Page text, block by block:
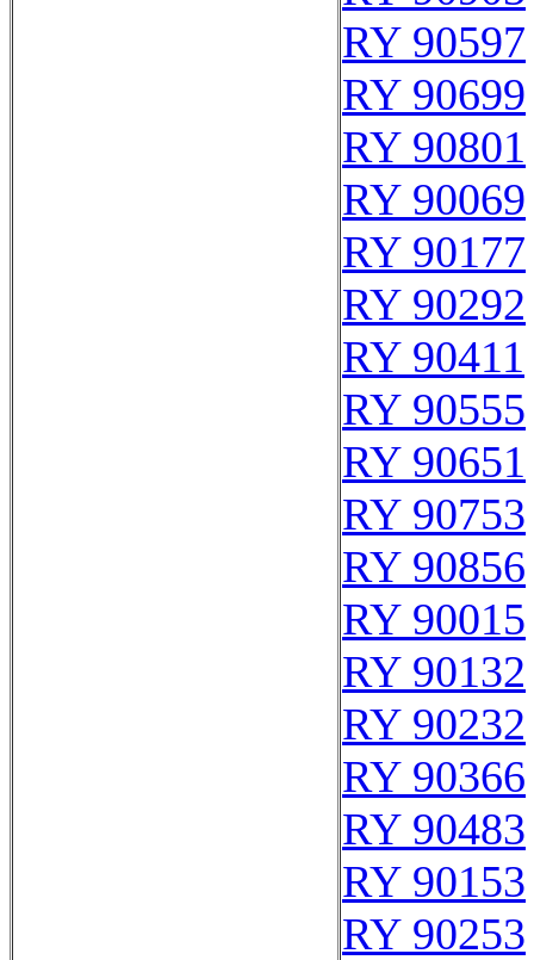
RY 90597
RY 90699
RY 90801
RY 90069
RY 90177
RY 90292
RY 90411
RY 90555
RY 90651
RY 90753
RY 90856
RY 90015
RY 90132
RY 90232
RY 90366
RY 90483
RY 90153
RY 90253